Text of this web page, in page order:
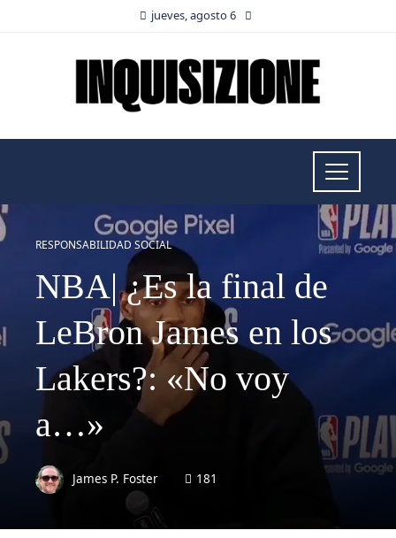
jueves, agosto 6
RESPONSABILIDAD SOCIAL
NBA| ¿Es la final de
LeBron James en los
Lakers?: «No voy
a…»
James P. Foster 181